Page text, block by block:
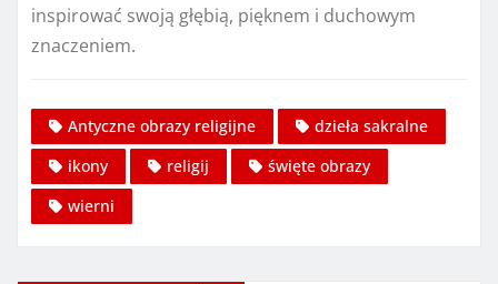
inspirować swoją głębią, pięknem i duchowym
znaczeniem.
Antyczne obrazy religijne
dzieła sakralne
ikony
religij
święte obrazy
wierni